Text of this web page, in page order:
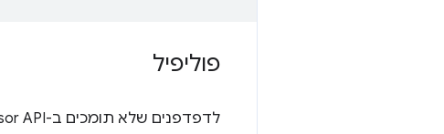
פוליפיל
לדפדפנים שלא תומכים ב-Generic Sensor API, יש